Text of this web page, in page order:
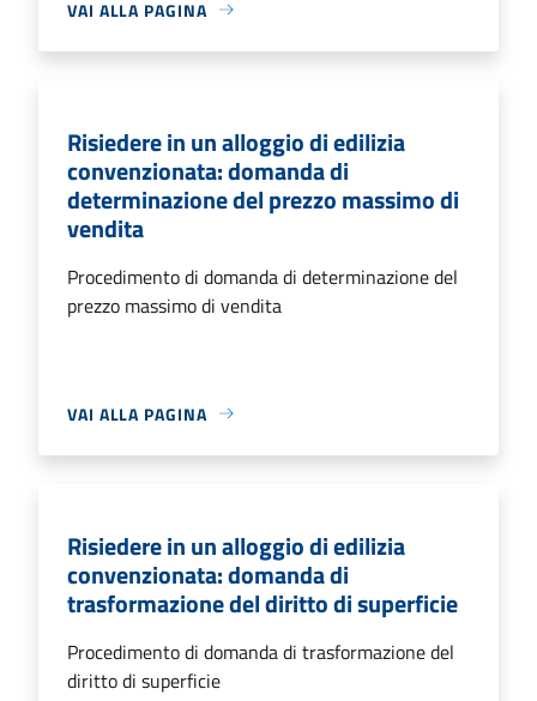
VAI ALLA PAGINA
Risiedere in un alloggio di edilizia
convenzionata: domanda di
determinazione del prezzo massimo di
vendita
Procedimento di domanda di determinazione del
prezzo massimo di vendita
VAI ALLA PAGINA
Risiedere in un alloggio di edilizia
convenzionata: domanda di
trasformazione del diritto di superficie
Procedimento di domanda di trasformazione del
diritto di superficie